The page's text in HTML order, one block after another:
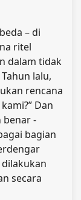
– di
ritel
dalam tidak
lalu,
rencana
Dan
benar -
bagian
secara